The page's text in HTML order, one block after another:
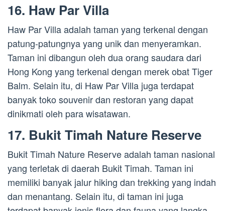
16. Haw Par Villa
Haw Par Villa adalah taman yang terkenal dengan
patung-patungnya yang unik dan menyeramkan.
Taman ini dibangun oleh dua orang saudara dari
Hong Kong yang terkenal dengan merek obat Tiger
Balm. Selain itu, di Haw Par Villa juga terdapat
banyak toko souvenir dan restoran yang dapat
dinikmati oleh para wisatawan.
17. Bukit Timah Nature Reserve
Bukit Timah Nature Reserve adalah taman nasional
yang terletak di daerah Bukit Timah. Taman ini
memiliki banyak jalur hiking dan trekking yang indah
dan menantang. Selain itu, di taman ini juga